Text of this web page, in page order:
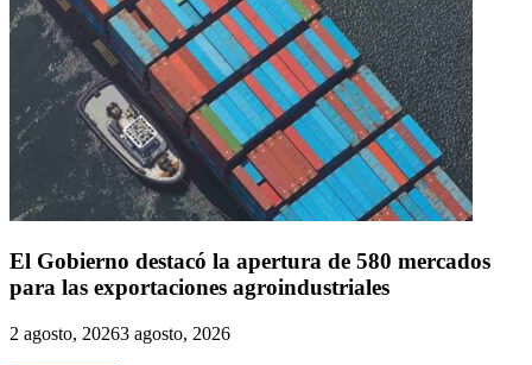
El Gobierno destacó la apertura de 580 mercados
para las exportaciones agroindustriales
2 agosto, 20263 agosto, 2026